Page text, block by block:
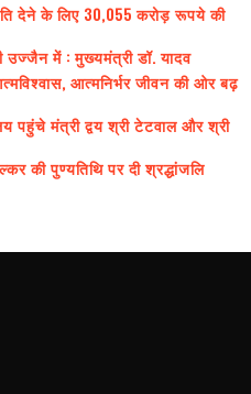
देने के लिए 30,055 करोड़ रूपये की
उज्जैन में : मुख्यमंत्री डॉ. यादव
आत्मनिर्भर जीवन की ओर बढ़
पहुंचे मंत्री द्वय श्री टेटवाल और श्री
की पुण्यतिथि पर दी श्रद्धांजलि